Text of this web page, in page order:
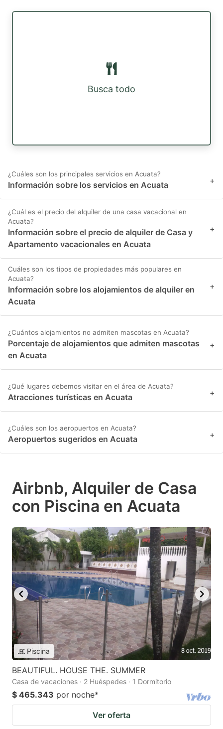
Busca todo
¿Cuáles son los principales servicios en Acuata?
Información sobre los servicios en Acuata +
¿Cuál es el precio del alquiler de una casa vacacional en
Acuata?
Información sobre el precio de alquiler de Casa y
Apartamento vacacionales en Acuata
+
Cuáles son los tipos de propiedades más populares en
Acuata?
Información sobre los alojamientos de alquiler en
Acuata
+
¿Cuántos alojamientos no admiten mascotas en Acuata?
Porcentaje de alojamientos que admiten mascotas
en Acuata
+
¿Qué lugares debemos visitar en el área de Acuata?
Atracciones turísticas en Acuata +
¿Cuáles son los aeropuertos en Acuata?
Aeropuertos sugeridos en Acuata +
Airbnb, Alquiler de Casa
con Piscina en Acuata
Piscina
BEAUTIFUL. HOUSE THE. SUMMER
Casa de vacaciones · 2 Huéspedes · 1 Dormitorio
$ 465.343 por noche*
Ver oferta